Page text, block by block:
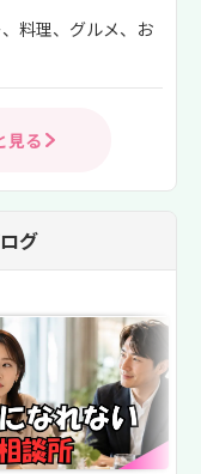
料理、グルメ、お
見る
グ